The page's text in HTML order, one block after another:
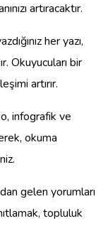
artıracaktır.
her yazı,
Okuyucuları bir
artırır.
infografik ve
okuma
gelen yorumları
topluluk